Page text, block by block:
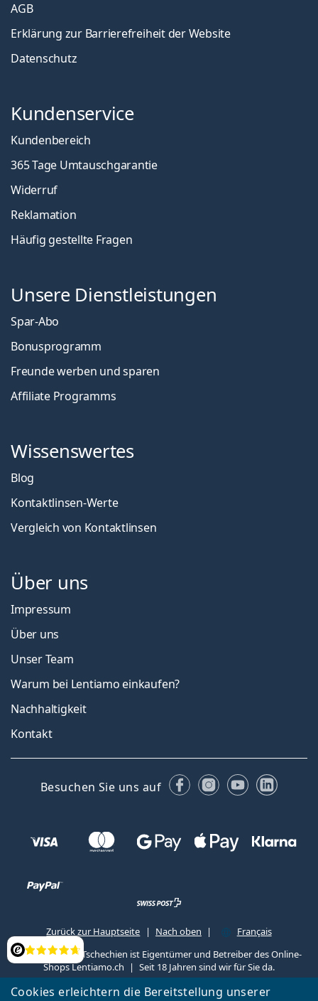
Cookies erleichtern die Bereitstellung unserer
Bewertung
AGB
Erklärung zur Barrierefreiheit der Website
Datenschutz
Kundenservice
Kundenbereich
365 Tage Umtauschgarantie
Widerruf
Reklamation
Häufig gestellte Fragen
Unsere Dienstleistungen
Spar-Abo
Bonusprogramm
Freunde werben und sparen
Affiliate Programms
Wissenswertes
Blog
Kontaktlinsen-Werte
Vergleich von Kontaktlinsen
Über uns
Impressum
Über uns
Unser Team
Warum bei Lentiamo einkaufen?
Nachhaltigkeit
Kontakt
Besuchen Sie uns auf FacebookInstagram
YouTube
Zurück zur Hauptseite Nach oben
Français
Lentiamo s.r.o., Tschechien ist Eigentümer und Betreiber des Online-
Shops Lentiamo.ch
Seit 18 Jahren sind wir für Sie da.